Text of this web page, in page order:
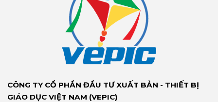
CÔNG TY CỔ PHẦN ĐẦU TƯ XUẤT BẢN - THIẾT BỊ
GIÁO DỤC VIỆT NAM (VEPIC)